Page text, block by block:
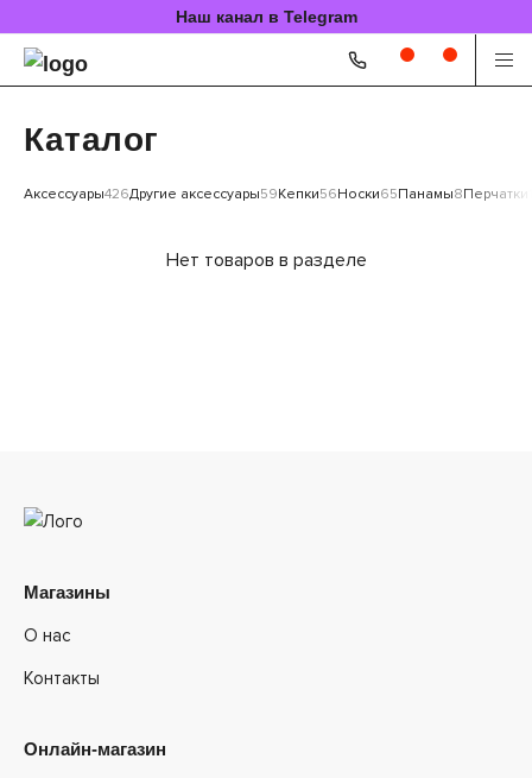
Наш канал в Telegram
Каталог
Аксессуары426Другие аксессуары59Кепки56Носки65Панамы8Перчатки
Нет товаров в разделе
Магазины
О нас
Контакты
Онлайн-магазин